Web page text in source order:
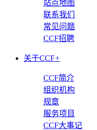
站点地图
联系我们
常见问题
CCF招聘
关于CCF+
CCF简介
组织机构
规章
服务项目
CCF大事记